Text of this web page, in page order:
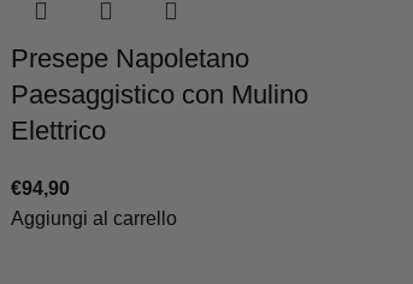
Presepe Napoletano
Paesaggistico con Mulino
Elettrico
€94,90
Aggiungi al carrello